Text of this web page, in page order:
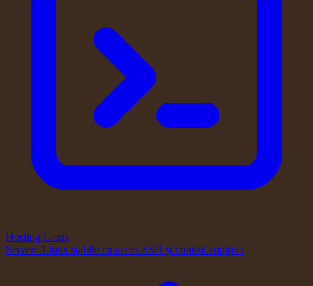
Hosting Linux
Servere Linux stabile cu acces SSH și control complet